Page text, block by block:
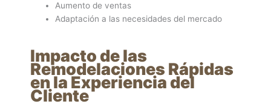
Aumento de ventas
Adaptación a las necesidades del mercado
Impacto de las
Remodelaciones Rápidas
en la Experiencia del
Cliente